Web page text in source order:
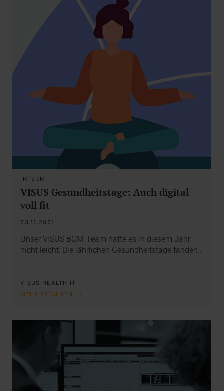
INTERN
VISUS Gesundheitstage: Auch digital
voll fit
23.11.2021
Unser VISUS BGM-Team hatte es in diesem Jahr
nicht leicht: Die jährlichen Gesundheitstage fanden…
VISUS HEALTH IT
MEHR ERFAHREN